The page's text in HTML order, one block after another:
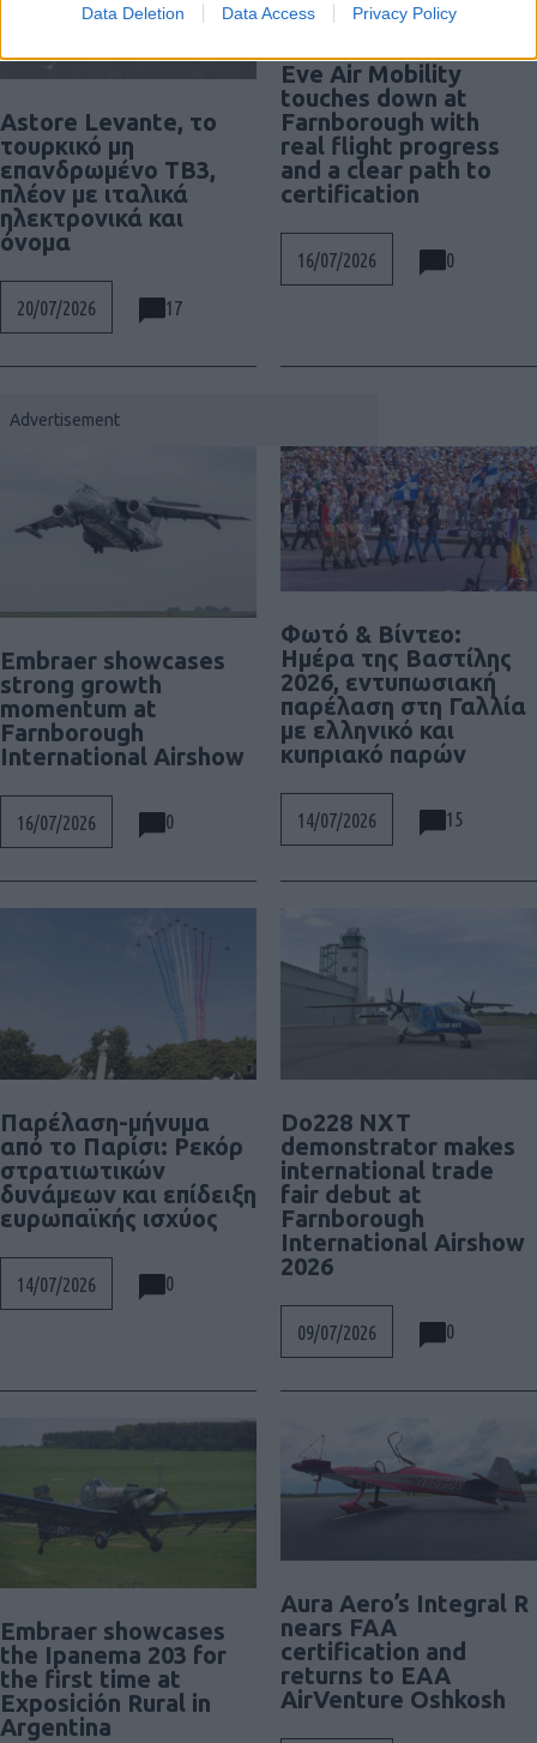
Data Deletion Data Access Privacy Policy
Astore Levante, το
τουρκικό μη
επανδρωμένο TB3,
πλέον με ιταλικά
ηλεκτρονικά και
όνομα
20/07/2026 17
Eve Air Mobility
touches down at
Farnborough with
real flight progress
and a clear path to
certification
16/07/2026 0
Embraer showcases
strong growth
momentum at
Farnborough
International Airshow
16/07/2026 0
Φωτό & Βίντεο:
Ημέρα της Βαστίλης
2026, εντυπωσιακή
παρέλαση στη Γαλλία
με ελληνικό και
κυπριακό παρών
14/07/2026 15
Παρέλαση-μήνυμα
από το Παρίσι: Ρεκόρ
στρατιωτικών
δυνάμεων και επίδειξη
ευρωπαϊκής ισχύος
14/07/2026 0
Do228 NXT
demonstrator makes
international trade
fair debut at
Farnborough
International Airshow
2026
09/07/2026 0
Embraer showcases
the Ipanema 203 for
the first time at
Exposición Rural in
Argentina
Αura Aero’s Integral R
nears FAA
certification and
returns to EAA
AirVenture Oshkosh